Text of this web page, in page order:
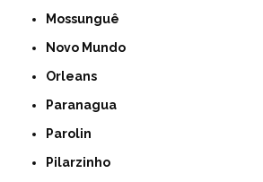
Mossunguê
Novo Mundo
Orleans
Paranagua
Parolin
Pilarzinho